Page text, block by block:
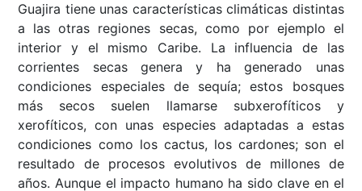
Guajira tiene unas características climáticas distintas
a las otras regiones secas, como por ejemplo el
interior y el mismo Caribe. La influencia de las
corrientes secas genera y ha generado unas
condiciones especiales de sequía; estos bosques
más secos suelen llamarse subxerofíticos y
xerofíticos, con unas especies adaptadas a estas
condiciones como los cactus, los cardones; son el
resultado de procesos evolutivos de millones de
años. Aunque el impacto humano ha sido clave en el